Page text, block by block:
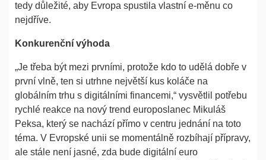
tedy důležité, aby Evropa spustila vlastní e-měnu co
nejdříve.
Konkurenční výhoda
„Je třeba být mezi prvními, protože kdo to udělá dobře v
první vlně, ten si utrhne největší kus koláče na
globálním trhu s digitálními financemi,“ vysvětlil potřebu
rychlé reakce na nový trend europoslanec Mikuláš
Peksa, který se nachází přímo v centru jednání na toto
téma. V Evropské unii se momentálně rozbíhají přípravy,
ale stále není jasné, zda bude digitální euro